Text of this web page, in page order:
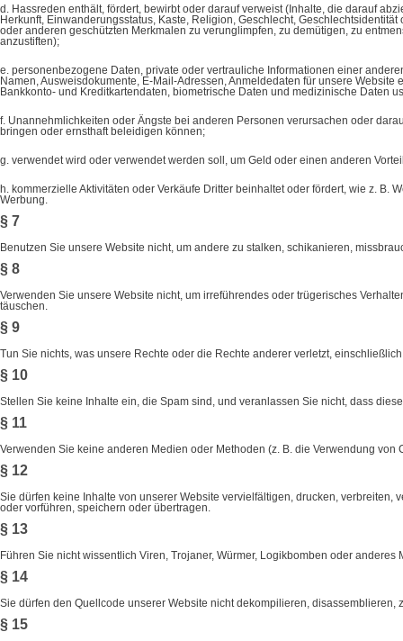
d. Hassreden enthält, fördert, bewirbt oder darauf verweist (Inhalte, die darauf
Herkunft, Einwanderungsstatus, Kaste, Religion, Geschlecht,
oder anderen geschützten Merkmalen zu verunglimpfen, zu demütigen, zu
anzustiften);
e. personenbezogene Daten, private oder vertrauliche Informationen einer
Namen, Ausweisdokumente, E-Mail-Adressen, Anmeldedaten für unsere
Bankkonto- und Kreditkartendaten, biometrische Daten und medizinische Daten
f. Unannehmlichkeiten oder Ängste bei anderen Personen verursachen oder
bringen oder ernsthaft beleidigen können;
g. verwendet wird oder verwendet werden soll, um Geld oder einen anderen
h. kommerzielle Aktivitäten oder Verkäufe Dritter beinhaltet oder fördert, wie z.
Werbung.
§ 7
Benutzen Sie unsere Website nicht, um andere zu stalken, schikanieren,
§ 8
Verwenden Sie unsere Website nicht, um irreführendes oder trügerisches
täuschen.
§ 9
Tun Sie nichts, was unsere Rechte oder die Rechte anderer verletzt,
§ 10
Stellen Sie keine Inhalte ein, die Spam sind, und veranlassen Sie nicht, dass
§ 11
Verwenden Sie keine anderen Medien oder Methoden (z. B. die Verwendung
§ 12
Sie dürfen keine Inhalte von unserer Website vervielfältigen, drucken,
oder vorführen, speichern oder übertragen.
§ 13
Führen Sie nicht wissentlich Viren, Trojaner, Würmer, Logikbomben oder
§ 14
Sie dürfen den Quellcode unserer Website nicht dekompilieren,
§ 15